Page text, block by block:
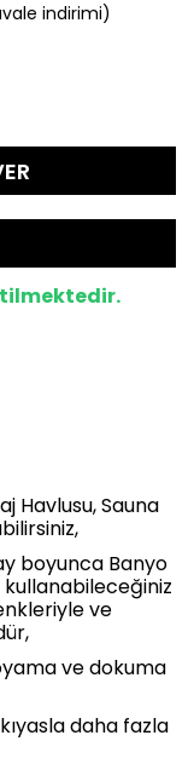
indirimi)
Havlusu, Sauna
boyunca Banyo
kullanabileceğiniz
ve
ve dokuma
daha fazla